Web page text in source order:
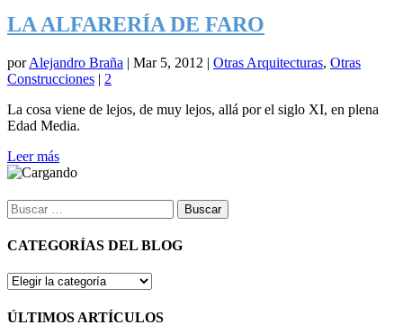
LA ALFARERÍA DE FARO
porAlejandro Braña | Mar 5, 2012 | Otras Arquitecturas, Otras
Construcciones | 2
La cosa viene de lejos, de muy lejos, allá por el siglo XI, en plena
Edad Media.
Leer más
Buscar:
CATEGORÍAS DEL BLOG
CATEGORÍAS
BLOG
ÚLTIMOS ARTÍCULOS